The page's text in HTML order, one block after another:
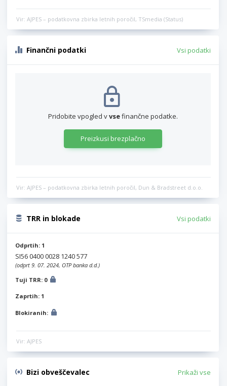
Vir: AJPES – podatkovna zbirka letnih poročil, TSmedia (Status)
Finančni podatki Vsi podatki
Pridobite vpogled vvsefinančne podatke.
Preizkusi brezplačno
Vir: AJPES – podatkovna zbirka letnih poročil, Dun & Bradstreet d.o.o.
TRR in blokade Vsi podatki
Odprtih: 1
SI56 0400 0028 1240 577
(odprt 9. 07. 2024, OTP banka d.d.)
Tuji TRR: 0
Zaprtih: 1
Blokiranih:
Vir: AJPES
Bizi obveščevalec Prikaži vse